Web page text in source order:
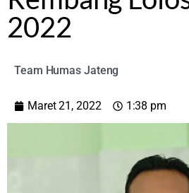
2022
Team Humas Jateng
Maret 21, 2022 1:38 pm